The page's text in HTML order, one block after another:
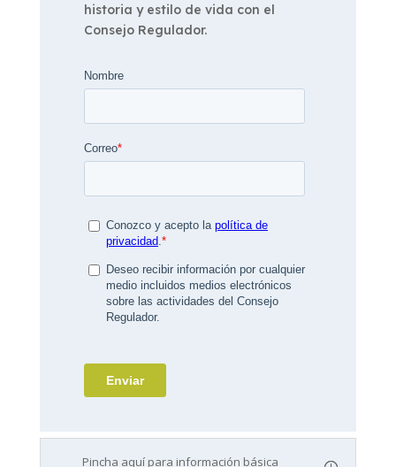
historia y estilo de vida con el
Consejo Regulador.
Pincha aquí para información básica